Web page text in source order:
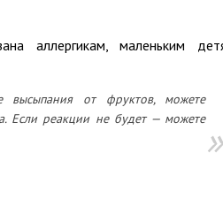
аллергикам, маленьким
высыпания от фруктов, можете
Если реакции не будет — можете